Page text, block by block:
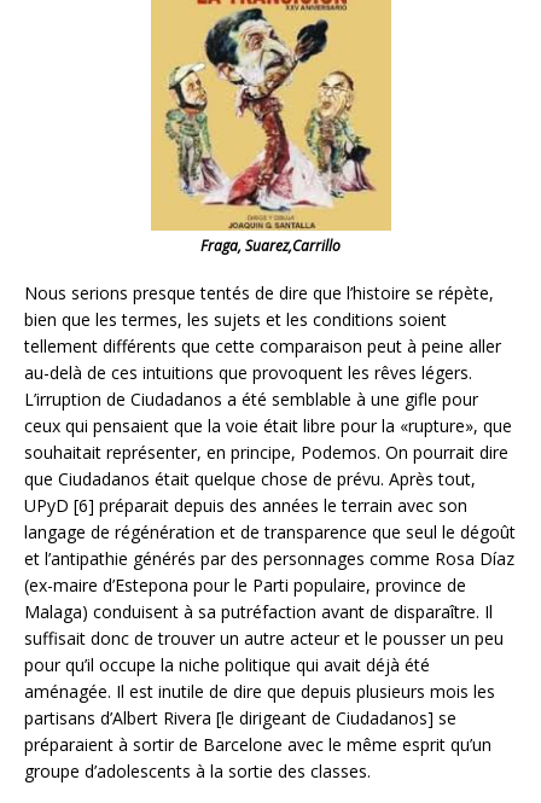
Fraga, Suarez,Carrillo
Nous serions presque tentés de dire que l’histoire se répète,
bien que les termes, les sujets et les conditions soient
tellement différents que cette comparaison peut à peine aller
au-delà de ces intuitions que provoquent les rêves légers.
L’irruption de Ciudadanos a été semblable à une gifle pour
ceux qui pensaient que la voie était libre pour la «rupture», que
souhaitait représenter, en principe, Podemos. On pourrait dire
que Ciudadanos était quelque chose de prévu. Après tout,
UPyD [6] préparait depuis des années le terrain avec son
langage de régénération et de transparence que seul le dégoût
et l’antipathie générés par des personnages comme Rosa Díaz
(ex-maire d’Estepona pour le Parti populaire, province de
Malaga) conduisent à sa putréfaction avant de disparaître. Il
suffisait donc de trouver un autre acteur et le pousser un peu
pour qu’il occupe la niche politique qui avait déjà été
aménagée. Il est inutile de dire que depuis plusieurs mois les
partisans d’Albert Rivera [le dirigeant de Ciudadanos] se
préparaient à sortir de Barcelone avec le même esprit qu’un
groupe d’adolescents à la sortie des classes.